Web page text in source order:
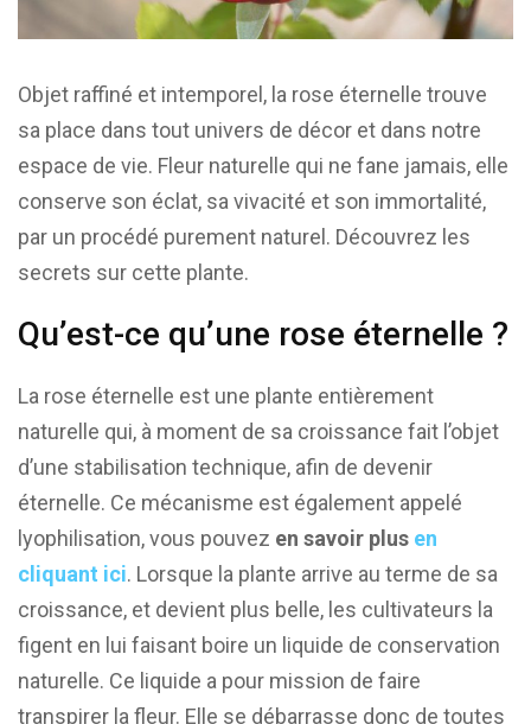
Objet raffiné et intemporel, la rose éternelle trouve
sa place dans tout univers de décor et dans notre
espace de vie. Fleur naturelle qui ne fane jamais, elle
conserve son éclat, sa vivacité et son immortalité,
par un procédé purement naturel. Découvrez les
secrets sur cette plante.
Qu’est-ce qu’une rose éternelle ?
La rose éternelle est une plante entièrement
naturelle qui, à moment de sa croissance fait l’objet
d’une stabilisation technique, afin de devenir
éternelle. Ce mécanisme est également appelé
lyophilisation, vous pouvez en savoir plus en
cliquant ici. Lorsque la plante arrive au terme de sa
croissance, et devient plus belle, les cultivateurs la
figent en lui faisant boire un liquide de conservation
naturelle. Ce liquide a pour mission de faire
transpirer la fleur. Elle se débarrasse donc de toutes